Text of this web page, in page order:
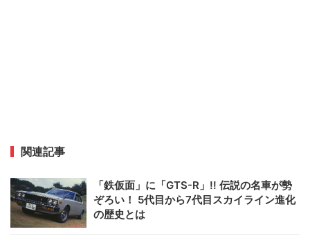
関連記事
「鉄仮面」に「GTS-R」!! 伝説の名車が勢
ぞろい！ 5代目から7代目スカイライン進化
の歴史とは